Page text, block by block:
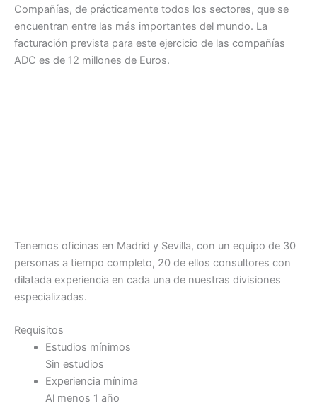
Compañías, de prácticamente todos los sectores, que se
encuentran entre las más importantes del mundo. La
facturación prevista para este ejercicio de las compañías
ADC es de 12 millones de Euros.
Tenemos oficinas en Madrid y Sevilla, con un equipo de 30
personas a tiempo completo, 20 de ellos consultores con
dilatada experiencia en cada una de nuestras divisiones
especializadas.
Requisitos
Estudios mínimos
Sin estudios
Experiencia mínima
Al menos 1 año